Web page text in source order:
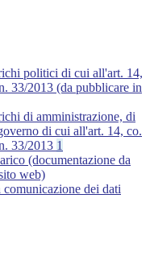
politici di cui all'art. 14,
33/2013 (da pubblicare in
di amministrazione, di
di cui all'art. 14, co.
33/2013 1
(documentazione da
web)
comunicazione dei dati